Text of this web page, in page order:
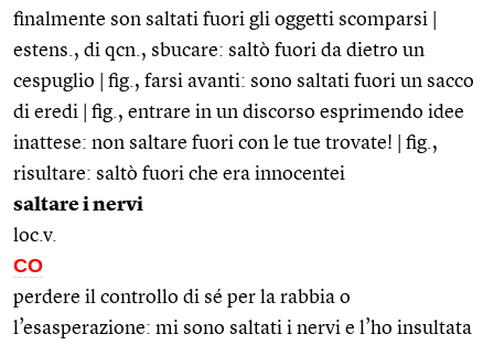
finalmente son saltati fuori gli oggetti scomparsi |
estens., di qcn., sbucare: saltò fuori da dietro un
cespuglio | fig., farsi avanti: sono saltati fuori un sacco
di eredi | fig., entrare in un discorso esprimendo idee
inattese: non saltare fuori con le tue trovate! | fig.,
risultare: saltò fuori che era innocentei
saltare i nervi
loc.v.
CO
perdere il controllo di sé per la rabbia o
l’esasperazione: mi sono saltati i nervi e l’ho insultata